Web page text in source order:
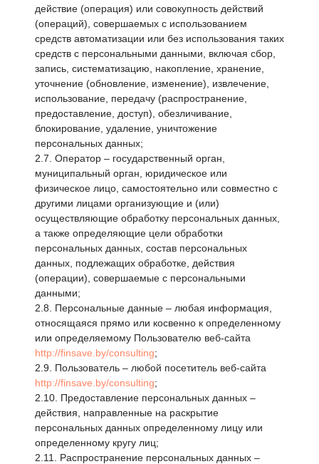
действие (операция) или совокупность действий
(операций), совершаемых с использованием
средств автоматизации или без использования таких
средств с персональными данными, включая сбор,
запись, систематизацию, накопление, хранение,
уточнение (обновление, изменение), извлечение,
использование, передачу (распространение,
предоставление, доступ), обезличивание,
блокирование, удаление, уничтожение
персональных данных;
2.7. Оператор – государственный орган,
муниципальный орган, юридическое или
физическое лицо, самостоятельно или совместно с
другими лицами организующие и (или)
осуществляющие обработку персональных данных,
а также определяющие цели обработки
персональных данных, состав персональных
данных, подлежащих обработке, действия
(операции), совершаемые с персональными
данными;
2.8. Персональные данные – любая информация,
относящаяся прямо или косвенно к определенному
или определяемому Пользователю веб-сайта
http://finsave.by/consulting;
2.9. Пользователь – любой посетитель веб-сайта
http://finsave.by/consulting;
2.10. Предоставление персональных данных –
действия, направленные на раскрытие
персональных данных определенному лицу или
определенному кругу лиц;
2.11. Распространение персональных данных –